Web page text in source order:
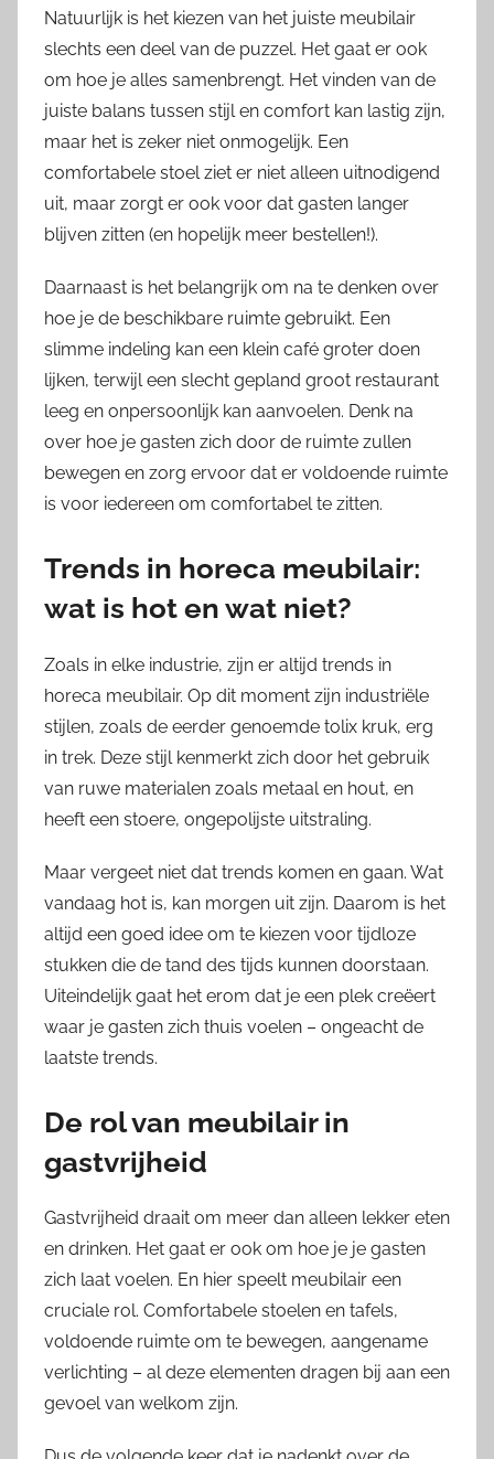
Natuurlijk is het kiezen van het juiste meubilair
slechts een deel van de puzzel. Het gaat er ook
om hoe je alles samenbrengt. Het vinden van de
juiste balans tussen stijl en comfort kan lastig zijn,
maar het is zeker niet onmogelijk. Een
comfortabele stoel ziet er niet alleen uitnodigend
uit, maar zorgt er ook voor dat gasten langer
blijven zitten (en hopelijk meer bestellen!).
Daarnaast is het belangrijk om na te denken over
hoe je de beschikbare ruimte gebruikt. Een
slimme indeling kan een klein café groter doen
lijken, terwijl een slecht gepland groot restaurant
leeg en onpersoonlijk kan aanvoelen. Denk na
over hoe je gasten zich door de ruimte zullen
bewegen en zorg ervoor dat er voldoende ruimte
is voor iedereen om comfortabel te zitten.
Trends in horeca meubilair:
wat is hot en wat niet?
Zoals in elke industrie, zijn er altijd trends in
horeca meubilair. Op dit moment zijn industriële
stijlen, zoals de eerder genoemde tolix kruk, erg
in trek. Deze stijl kenmerkt zich door het gebruik
van ruwe materialen zoals metaal en hout, en
heeft een stoere, ongepolijste uitstraling.
Maar vergeet niet dat trends komen en gaan. Wat
vandaag hot is, kan morgen uit zijn. Daarom is het
altijd een goed idee om te kiezen voor tijdloze
stukken die de tand des tijds kunnen doorstaan.
Uiteindelijk gaat het erom dat je een plek creëert
waar je gasten zich thuis voelen – ongeacht de
laatste trends.
De rol van meubilair in
gastvrijheid
Gastvrijheid draait om meer dan alleen lekker eten
en drinken. Het gaat er ook om hoe je je gasten
zich laat voelen. En hier speelt meubilair een
cruciale rol. Comfortabele stoelen en tafels,
voldoende ruimte om te bewegen, aangename
verlichting – al deze elementen dragen bij aan een
gevoel van welkom zijn.